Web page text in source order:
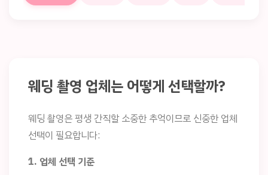
웨딩 촬영 업체는 어떻게 선택할까?
웨딩 촬영은 평생 간직할 소중한 추억이므로 신중한 업체
선택이 필요합니다:
1. 업체 선택 기준